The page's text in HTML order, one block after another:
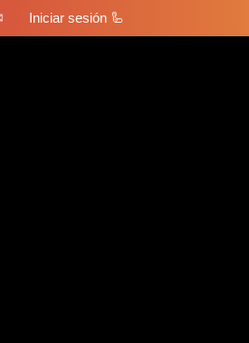
Iniciar sesión 🦾